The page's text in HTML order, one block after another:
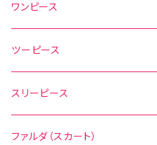
ワンピース
水玉
花柄
無地
ツーピース
水玉
花柄
スリーピース
ファルダ（スカート）